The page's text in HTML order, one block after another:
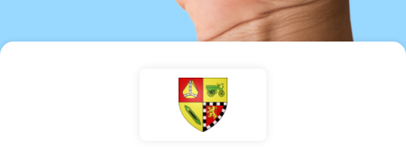
août, les horaires d'ouverture
sont les suivants :
Vendredi de 8h30 à 12h00 et
de 13h30 à 17h00
Mercredi de 8h30 à 12h00